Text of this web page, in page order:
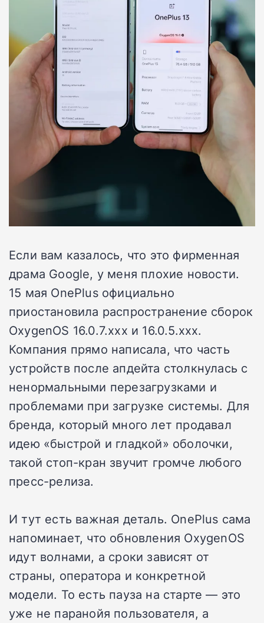
Если вам казалось, что это фирменная
драма Google, у меня плохие новости.
15 мая OnePlus официально
приостановила распространение сборок
OxygenOS 16.0.7.xxx и 16.0.5.xxx.
Компания прямо написала, что часть
устройств после апдейта столкнулась с
ненормальными перезагрузками и
проблемами при загрузке системы. Для
бренда, который много лет продавал
идею «быстрой и гладкой» оболочки,
такой стоп-кран звучит громче любого
пресс-релиза.
И тут есть важная деталь. OnePlus сама
напоминает, что обновления OxygenOS
идут волнами, а сроки зависят от
страны, оператора и конкретной
модели. То есть пауза на старте — это
уже не паранойя пользователя, а